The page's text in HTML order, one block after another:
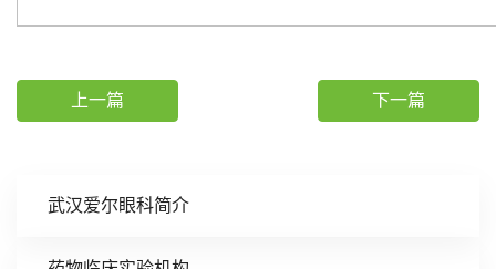
武汉爱尔眼科简介
上一篇 下一篇